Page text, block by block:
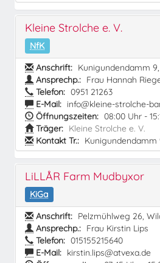
Kleine Strolche e. V.
NfK
Anschrift: Kunigundendamm
Ansprechp.: Frau Hannah
Telefon: 0951 21263
E-Mail: info@kleine-strolche-
Öffnungszeiten: 08:00 Uhr -
Träger: Kleine Strolche e. V.
Kontakt Tr.:
LiLLÅR Farm Mudbyxor
KiGa
Anschrift: Pelzmühlweg 26,
Ansprechp.: Frau Kirstin Lips
Telefon: 015155215640
E-Mail: kirstin.lips@atvexa.de